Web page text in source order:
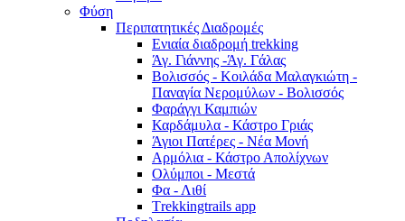
Φύση
Περιπατητικές Διαδρομές
Ενιαία διαδρομή trekking
Άγ. Γιάννης -Άγ. Γάλας
Βολισσός - Κοιλάδα Μαλαγκιώτη -
Παναγία Νερομύλων - Βολισσός
Φαράγγι Καμπιών
Καρδάμυλα - Κάστρο Γριάς
Άγιοι Πατέρες - Νέα Μονή
Αρμόλια - Κάστρο Απολίχνων
Ολύμποι - Μεστά
Φα - Λιθί
Τrekkingtrails app